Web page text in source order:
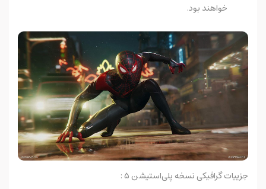
خواهند بود.
جزییات گرافیکی نسخه پلی‌‌استیشن ۵ :